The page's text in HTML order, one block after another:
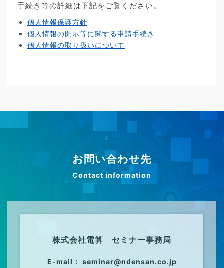
手続き等の詳細は下記をご覧ください。
個人情報保護方針
個人情報の開示等に関する申請手続き
個人情報の取り扱いについて
お問い合わせ先
Contact information
株式会社電算 セミナー事務局
E-mail： seminar@ndensan.co.jp